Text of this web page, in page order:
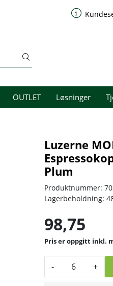
OUTLET Løsninger
Luzerne
Plum
Produktnummer:
Lagerbeholdning:
98,75
inkl.
- +